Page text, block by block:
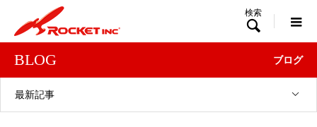

BLOG
ブログ
最新記事